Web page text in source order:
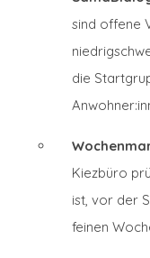
sind offene
die
Kiezbüro
ist, vor der
feinen